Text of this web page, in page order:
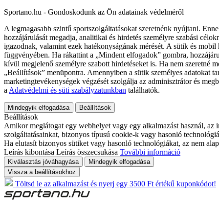
Sportano.hu - Gondoskodunk az Ön adatainak védelméről
A legmagasabb szintű sportszolgáltatásokat szeretnénk nyújtani.
hozzájárulását megadja, analitikai és hirdetés személyre szabási
igazodnak, valamint ezek hatékonyságának mérését. A sütik és
függvényében. Ha rákattint a „Mindent elfogadok” gombra,
kívül megjelenő személyre szabott hirdetéseket is. Ha nem szeretné
„Beállítások” menüpontra. Amennyiben a sütik személyes adatokat
marketingtevékenységek végzését szolgálja az adminisztrátor és
a Adatvédelmi és süti szabályzatunkban találhatók.
Mindegyik elfogadása Beállítások
Beállítások
Amikor meglátogat egy webhelyet vagy egy alkalmazást használ,
szolgáltatásainkat, bizonyos típusú cookie-k vagy hasonló
Ha elutasít bizonyos sütiket vagy hasonló technológiákat, az nem
Leírás kibontása Leírás összecsukása További információ
Kiválasztás jóváhagyása
Mindegyik elfogadása
Vissza a beállításokhoz
Töltsd le az alkalmazást és nyerj egy 3500 Ft értékű kuponkódot!